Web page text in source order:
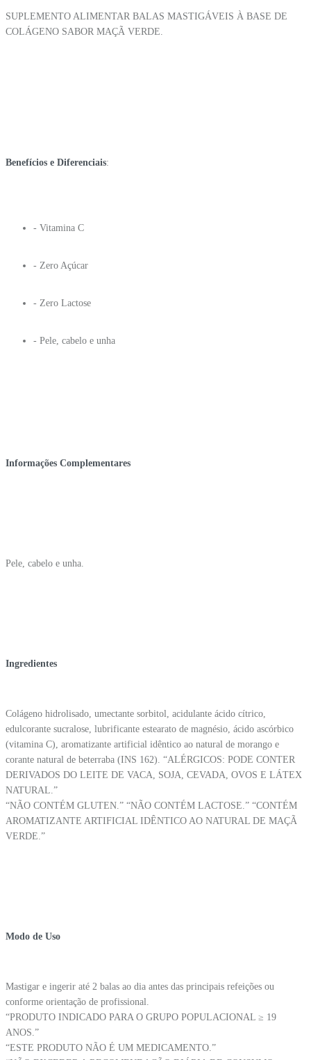
SUPLEMENTO ALIMENTAR BALAS MASTIGÁVEIS À BASE DE
COLÁGENO SABOR MAÇÃ VERDE.
Benefícios e Diferenciais:
- Vitamina C
- Zero Açúcar
- Zero Lactose
- Pele, cabelo e unha
Informações Complementares
Pele, cabelo e unha.
Ingredientes
Colágeno hidrolisado, umectante sorbitol, acidulante ácido cítrico,
edulcorante sucralose, lubrificante estearato de magnésio, ácido ascórbico
(vitamina C), aromatizante artificial idêntico ao natural de morango e
corante natural de beterraba (INS 162). “ALÉRGICOS: PODE CONTER
DERIVADOS DO LEITE DE VACA, SOJA, CEVADA, OVOS E LÁTEX
NATURAL.”
“NÃO CONTÉM GLUTEN.” “NÃO CONTÉM LACTOSE.” “CONTÉM
AROMATIZANTE ARTIFICIAL IDÊNTICO AO NATURAL DE MAÇÃ
VERDE.”
Modo de Uso
Mastigar e ingerir até 2 balas ao dia antes das principais refeições ou
conforme orientação de profissional.
“PRODUTO INDICADO PARA O GRUPO POPULACIONAL ≥ 19
ANOS.”
“ESTE PRODUTO NÃO É UM MEDICAMENTO.”